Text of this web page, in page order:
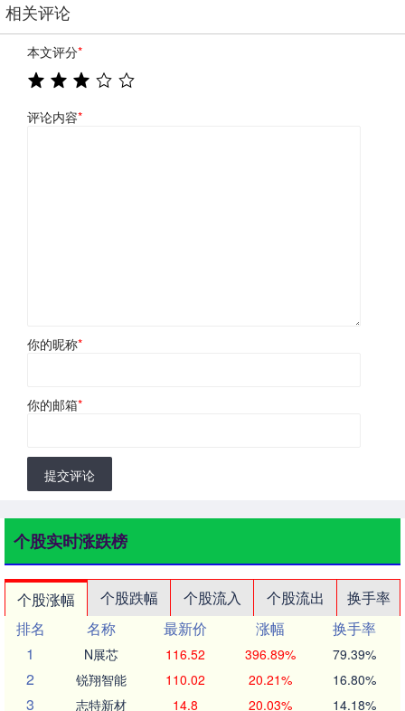
相关评论
本文评分*
评论内容*
你的昵称*
你的邮箱*
提交评论
个股实时涨跌榜
个股涨幅 个股跌幅 个股流入 个股流出
换手率
排名
名称 最新价 涨幅
换手率
1
N展芯 116.52 396.89% 79.39%
2 锐翔智能 110.02 20.21% 16.80%
3 志特新材 14.8 20.03% 14.18%